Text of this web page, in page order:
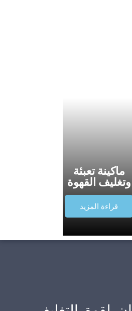
ماكينة تعبئة
وتغليف القهوة
قراءة المزيد